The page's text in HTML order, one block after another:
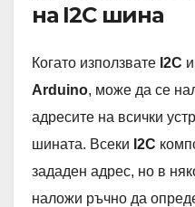
на I2C шина
Когато използвате I2C
Arduino, може да се
адресите на всички
шината. Всеки I2C
зададен адрес, но в
наложи ръчно да